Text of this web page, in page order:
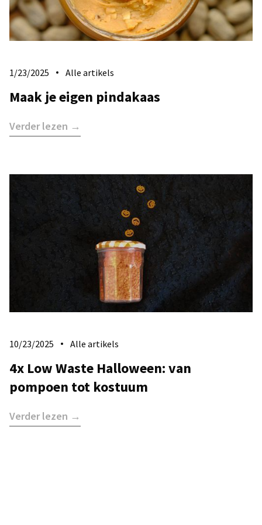
1/23/2025 Alle artikels
Maak je eigen pindakaas
Verder lezen →
10/23/2025 Alle artikels
4x Low Waste Halloween: van
pompoen tot kostuum
Verder lezen →